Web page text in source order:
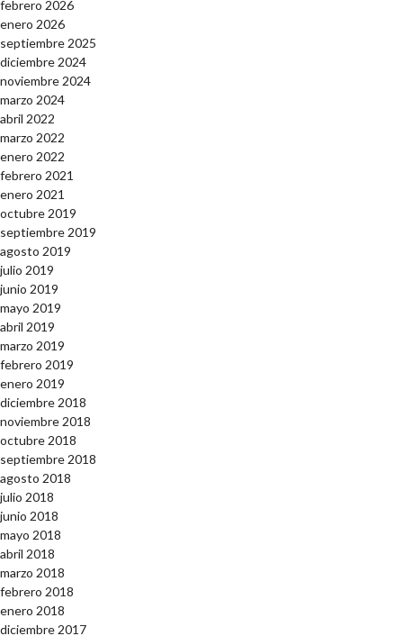
febrero 2026
enero 2026
septiembre 2025
diciembre 2024
noviembre 2024
marzo 2024
abril 2022
marzo 2022
enero 2022
febrero 2021
enero 2021
octubre 2019
septiembre 2019
agosto 2019
julio 2019
junio 2019
mayo 2019
abril 2019
marzo 2019
febrero 2019
enero 2019
diciembre 2018
noviembre 2018
octubre 2018
septiembre 2018
agosto 2018
julio 2018
junio 2018
mayo 2018
abril 2018
marzo 2018
febrero 2018
enero 2018
diciembre 2017